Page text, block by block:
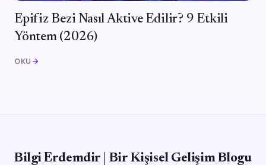
Epifiz Bezi Nasıl Aktive Edilir? 9 Etkili
Yöntem (2026)
OKU arrow_forward
Bilgi Erdemdir | Bir Kişisel Gelişim Blogu